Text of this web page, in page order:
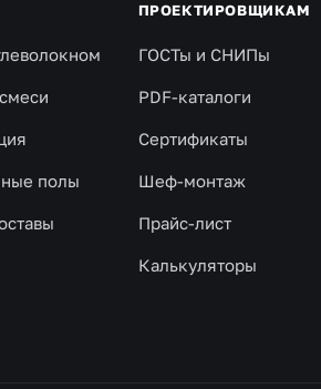
полы
ПРОЕКТИРОВЩИКАМ
ГОСТы и СНИПы
PDF-каталоги
Сертификаты
Шеф-монтаж
Прайс-лист
Калькуляторы